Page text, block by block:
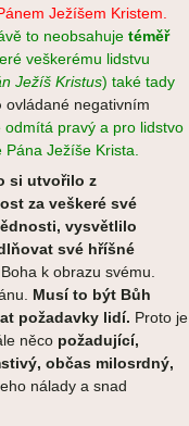
Ježíšem Kristem.
to neobsahuje téměř
veškerému lidstvu
Ježíš Kristus) také tady
ovládané negativním
odmítá pravý a pro lidstvo
Ježíše Krista.
si utvořilo z
za veškeré své
vysvětlilo
své hříšné
k obrazu svému.
Musí to být Bůh
požadavky lidí. Proto je
něco požadující,
občas milosrdný,
nálady a snad